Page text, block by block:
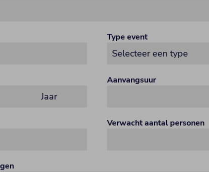
Type event
Aanvangsuur
Verwacht aantal personen